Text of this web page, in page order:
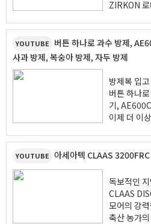
업 성능을
ZIRKON
SAPHIR 파
로 정밀 파
특히 작업
감할 수 있
작업 효율
볏짚이나
적인 작업
기 생육 향
YOUTUBE
버튼 하나로 과수 방제,
사과 방제, 복숭아 방제, 자두 방제
방제복 입
버튼 하나
기,
이제 더 이
무더위, 농
결하는 스
YOUTUBE 아세아텍 CLAAS
독보적인
CLAAS
모어의 강
축산 농가